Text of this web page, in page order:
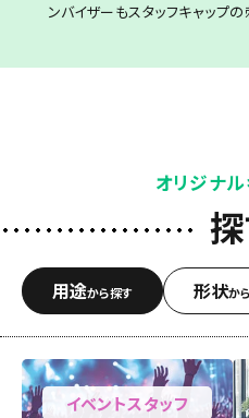
ンバイザーもスタッフキャップ
オリジナ
用途から探す 形状か
イベントスタッフ